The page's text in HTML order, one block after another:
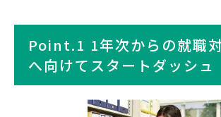
Point.1 1年次からの就職
へ向けてスタートダッシュ